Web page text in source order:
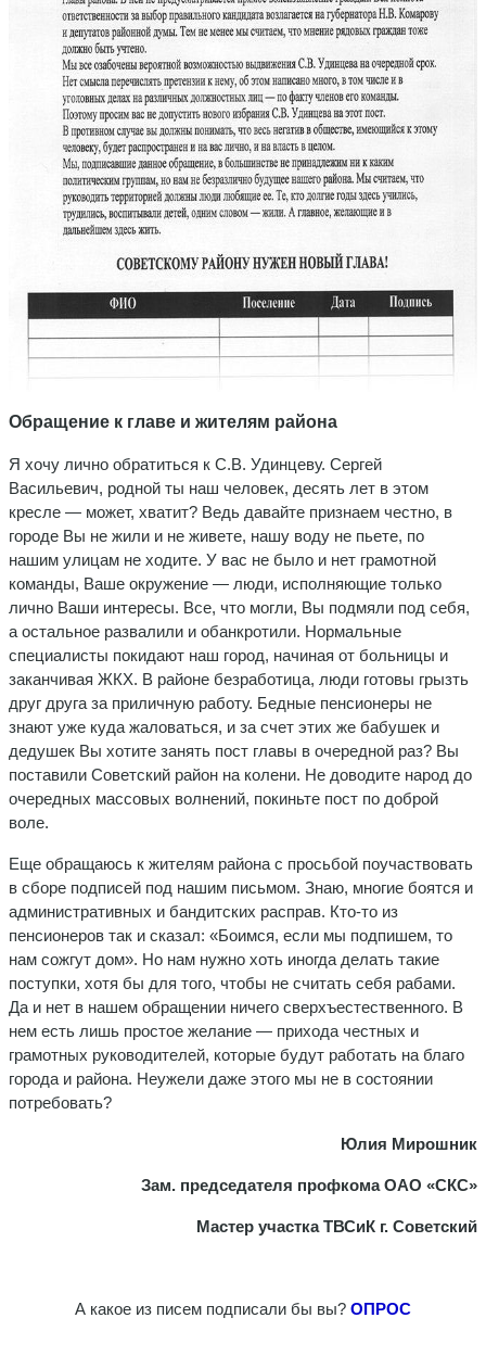
Обращение к главе и жителям района
Я хочу лично обратиться к С.В. Удинцеву. Сергей
Васильевич, родной ты наш человек, десять лет в этом
кресле — может, хватит? Ведь давайте признаем честно, в
городе Вы не жили и не живете, нашу воду не пьете, по
нашим улицам не ходите. У вас не было и нет грамотной
команды, Ваше окружение — люди, исполняющие только
лично Ваши интересы. Все, что могли, Вы подмяли под себя,
а остальное развалили и обанкротили. Нормальные
специалисты покидают наш город, начиная от больницы и
заканчивая ЖКХ. В районе безработица, люди готовы грызть
друг друга за приличную работу. Бедные пенсионеры не
знают уже куда жаловаться, и за счет этих же бабушек и
дедушек Вы хотите занять пост главы в очередной раз? Вы
поставили Советский район на колени. Не доводите народ до
очередных массовых волнений, покиньте пост по доброй
воле.
Еще обращаюсь к жителям района с просьбой поучаствовать
в сборе подписей под нашим письмом. Знаю, многие боятся и
административных и бандитских расправ. Кто-то из
пенсионеров так и сказал: «Боимся, если мы подпишем, то
нам сожгут дом». Но нам нужно хоть иногда делать такие
поступки, хотя бы для того, чтобы не считать себя рабами.
Да и нет в нашем обращении ничего сверхъестественного. В
нем есть лишь простое желание — прихода честных и
грамотных руководителей, которые будут работать на благо
города и района. Неужели даже этого мы не в состоянии
потребовать?
Юлия Мирошник
Зам. председателя профкома ОАО «СКС»
Мастер участка ТВСиК г. Советский
А какое из писем подписали бы вы? ОПРОС